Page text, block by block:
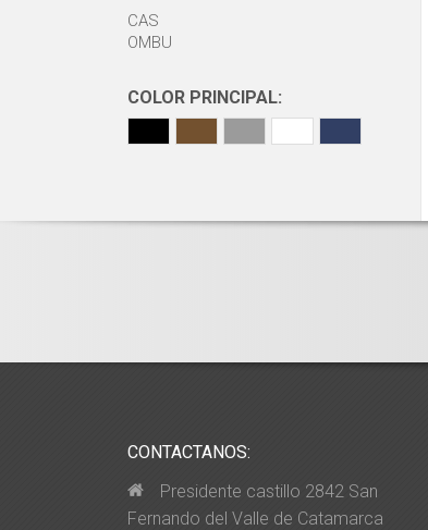
CAS
OMBU
COLOR PRINCIPAL:
CONTACTANOS:
Presidente castillo 2842 San
Fernando del Valle de Catamarca